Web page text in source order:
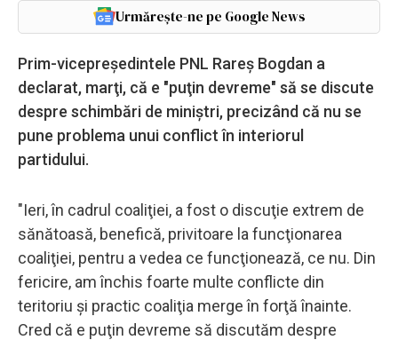
Urmărește-ne pe Google News
Prim-vicepreşedintele PNL Rareş Bogdan a
declarat, marţi, că e "puţin devreme" să se discute
despre schimbări de miniştri, precizând că nu se
pune problema unui conflict în interiorul
partidului.
"Ieri, în cadrul coaliţiei, a fost o discuţie extrem de
sănătoasă, benefică, privitoare la funcţionarea
coaliţiei, pentru a vedea ce funcţionează, ce nu. Din
fericire, am închis foarte multe conflicte din
teritoriu şi practic coaliţia merge în forţă înainte.
Cred că e puţin devreme să discutăm despre